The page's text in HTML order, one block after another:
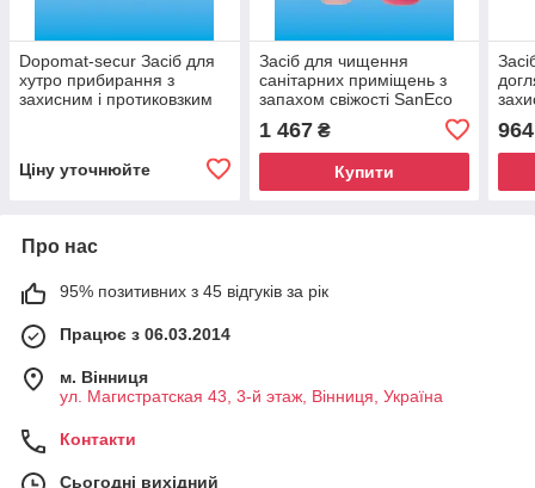
Dopomat-secur Засіб для
хутро прибирання з
захисним і протиковзким
Ціну уточнюйте
Засіб для чищення
санітарних приміщень з
запахом свіжості SanEco
Konzentrat, 1 літр, KIEHL'S
1 467₴
Купити
964
Про нас
95% позитивних з 45 відгуків за рік
Працює з 06.03.2014
м. Вінниця
ул. Магистратская 43, 3-й этаж, Вінниця, Україна
Контакти
Сьогодні вихідний